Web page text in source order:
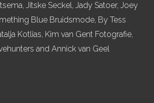
Jitske Seckel, Jady Satoer, Joey
Blue Bruidsmode, By Tess
Kotlias, Kim van Gent Fotografie,
and Annick van Geel